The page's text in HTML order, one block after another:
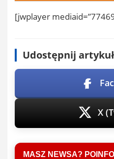
[jwplayer
Udostępnij
X
MASZ NEWSA?